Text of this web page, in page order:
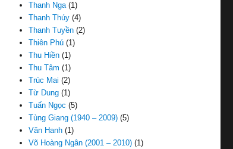
Thanh Nga(1)
Thanh Thúy (4)
Thanh Tuyền (2)
Thiên Phú (1)
Thu Hiền (1)
Thu Tâm (1)
Trúc Mai (2)
Từ Dung (1)
Tuấn Ngọc (5)
Tùng Giang (1940 – 2009) (5)
Văn Hanh (1)
Võ Hoàng Ngân (2001 – 2010) (1)